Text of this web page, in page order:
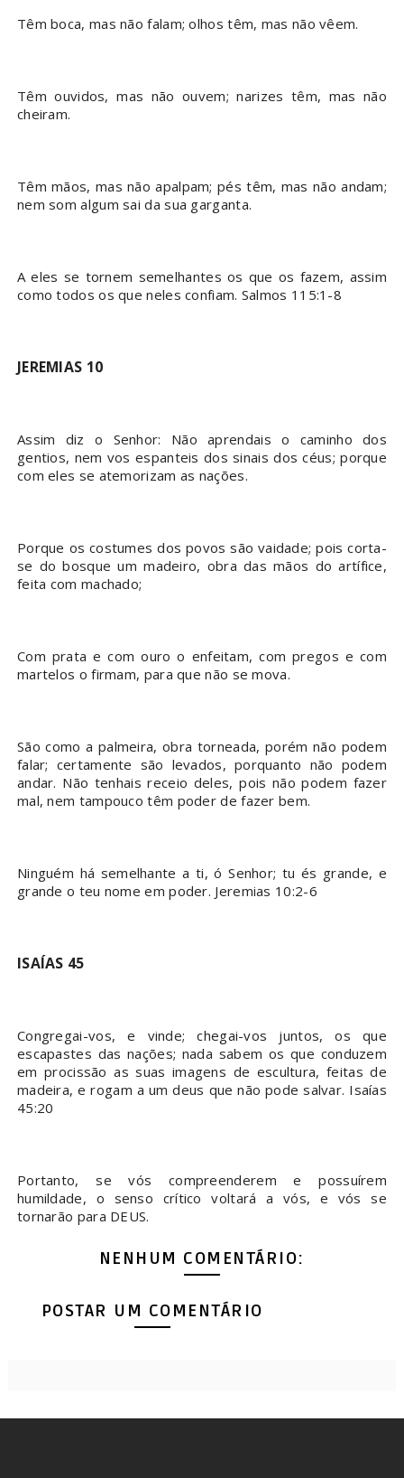
Têm boca, mas não falam; olhos têm, mas não vêem.
Têm ouvidos, mas não ouvem; narizes têm, mas não
cheiram.
Têm mãos, mas não apalpam; pés têm, mas não andam;
nem som algum sai da sua garganta.
A eles se tornem semelhantes os que os fazem, assim
como todos os que neles confiam. Salmos 115:1-8
JEREMIAS 10
Assim diz o Senhor: Não aprendais o caminho dos
gentios, nem vos espanteis dos sinais dos céus; porque
com eles se atemorizam as nações.
Porque os costumes dos povos são vaidade; pois corta-
se do bosque um madeiro, obra das mãos do artífice,
feita com machado;
Com prata e com ouro o enfeitam, com pregos e com
martelos o firmam, para que não se mova.
São como a palmeira, obra torneada, porém não podem
falar; certamente são levados, porquanto não podem
andar. Não tenhais receio deles, pois não podem fazer
mal, nem tampouco têm poder de fazer bem.
Ninguém há semelhante a ti, ó Senhor; tu és grande, e
grande o teu nome em poder. Jeremias 10:2-6
ISAÍAS 45
Congregai-vos, e vinde; chegai-vos juntos, os que
escapastes das nações; nada sabem os que conduzem
em procissão as suas imagens de escultura, feitas de
madeira, e rogam a um deus que não pode salvar. Isaías
45:20
Portanto, se vós compreenderem e possuírem
humildade, o senso crítico voltará a vós, e vós se
tornarão para DEUS.
NENHUM COMENTÁRIO:
POSTAR UM COMENTÁRIO